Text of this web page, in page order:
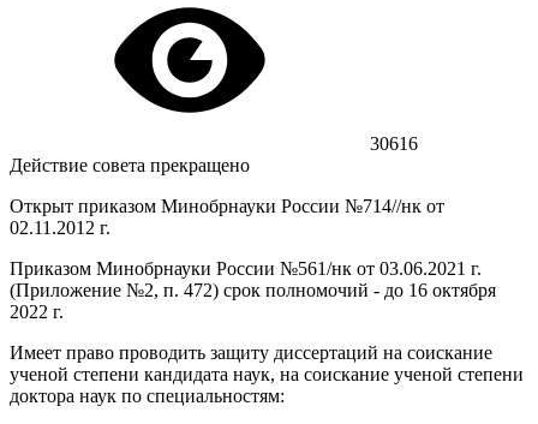
30616
Действие совета прекращено
Открыт приказом Минобрнауки России №714//нк от
02.11.2012 г.
Приказом Минобрнауки России №561/нк от 03.06.2021 г.
(Приложение №2, п. 472) срок полномочий - до 16 октября
2022 г.
Имеет право проводить защиту диссертаций на соискание
ученой степени кандидата наук, на соискание ученой степени
доктора наук по специальностям: